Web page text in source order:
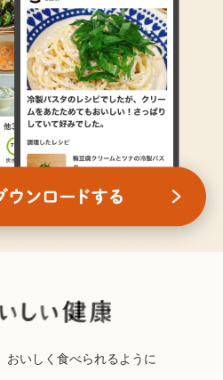
おいしく食べられるように